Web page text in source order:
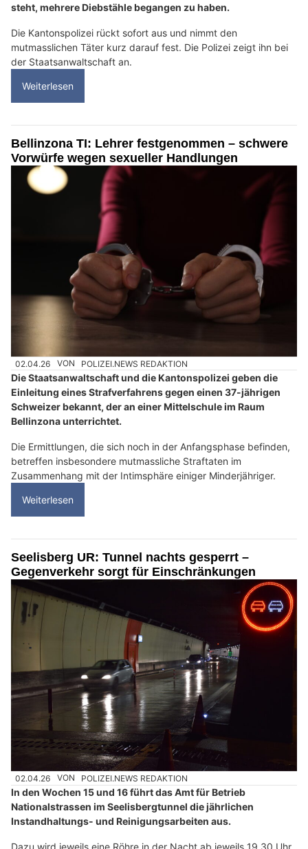
steht, mehrere Diebstähle begangen zu haben.
Die Kantonspolizei rückt sofort aus und nimmt den
mutmasslichen Täter kurz darauf fest. Die Polizei zeigt ihn bei
der Staatsanwaltschaft an.
Weiterlesen
Bellinzona TI: Lehrer festgenommen – schwere
Vorwürfe wegen sexueller Handlungen
02.04.26 VON POLIZEI.NEWS REDAKTION
Die Staatsanwaltschaft und die Kantonspolizei geben die
Einleitung eines Strafverfahrens gegen einen 37-jährigen
Schweizer bekannt, der an einer Mittelschule im Raum
Bellinzona unterrichtet.
Die Ermittlungen, die sich noch in der Anfangsphase befinden,
betreffen insbesondere mutmassliche Straftaten im
Zusammenhang mit der Intimsphäre einiger Minderjähriger.
Weiterlesen
Seelisberg UR: Tunnel nachts gesperrt –
Gegenverkehr sorgt für Einschränkungen
02.04.26 VON POLIZEI.NEWS REDAKTION
In den Wochen 15 und 16 führt das Amt für Betrieb
Nationalstrassen im Seelisbergtunnel die jährlichen
Instandhaltungs- und Reinigungsarbeiten aus.